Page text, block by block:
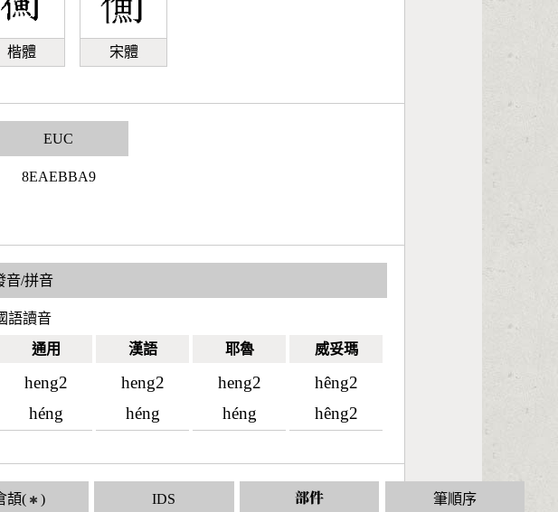
楷體 宋體
EUC
8EAEBBA9
音/拼音
語讀音
通用 漢語 耶魯 威妥瑪
heng2
héng
heng2
héng
heng2
héng
hêng2
hêng2
頡( ✱ ) IDS 部件 筆順序